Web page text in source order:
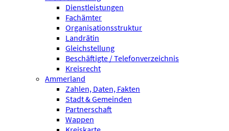
Dienstleistungen
Fachämter
Organisationsstruktur
Landrätin
Gleichstellung
Beschäftigte / Telefonverzeichnis
Kreisrecht
Ammerland
Zahlen, Daten, Fakten
Stadt & Gemeinden
Partnerschaft
Wappen